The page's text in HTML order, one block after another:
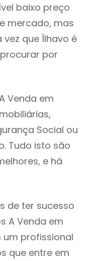
baixo preço
mercado, mas
que Ílhavo é
por
Venda em
Social ou
Tudo isto são
e há
de ter sucesso
A Venda em
profissional
que entre em